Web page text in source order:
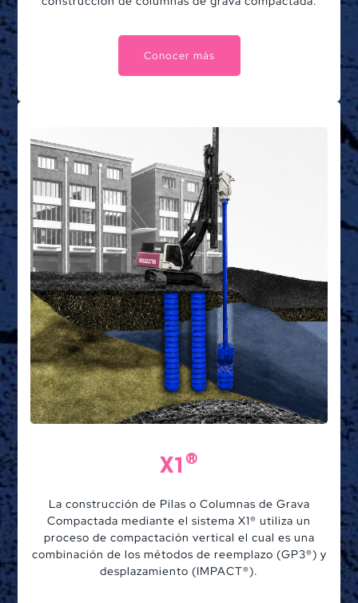
Conocer más
X1®
La construcción de Pilas o Columnas de Grava
Compactada mediante el sistema X1® utiliza un
proceso de compactación vertical el cual es una
combinación de los métodos de reemplazo (GP3®) y
desplazamiento (IMPACT®).